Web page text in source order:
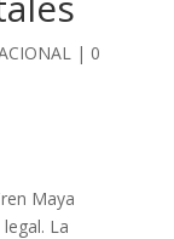
| 0
Maya
La